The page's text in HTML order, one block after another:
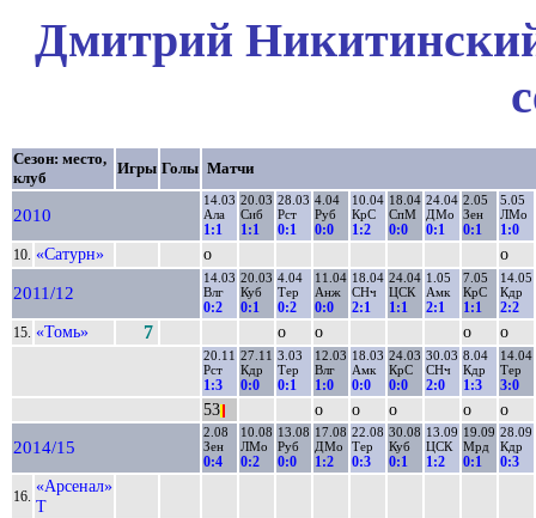
Дмитрий
Сезон: место,
клуб
Игры Голы Матчи
2010
14.03
Ала
1:1
20.03
Сиб
1:1
28.03
Рст
0:1
4.04
Руб
0:0
10.04
КрС
1:2
18.04
СпМ
0:0
24.04
ДМо
0:1
2.05
Зен
0:1
5.05
ЛМо
1:0
10. «Сатурн» о о
2011/12
14.03
Влг
0:2
20.03
Куб
0:1
4.04
Тер
0:2
11.04
Анж
0:0
18.04
СНч
2:1
24.04
ЦСК
1:1
1.05
Амк
2:1
7.05
КрС
1:1
14.05
Кдр
2:2
15. «Томь» 7 о о о о
20.11
Рст
1:3
27.11
Кдр
0:0
3.03
Тер
0:1
12.03
Влг
1:0
18.03
Амк
0:0
24.03
КрС
0:0
30.03
СНч
2:0
8.04
Кдр
1:3
14.04
Тер
3:0
53 о о о о
о
2014/15
2.08
Зен
0:4
10.08
ЛМо
0:2
13.08
Руб
0:0
17.08
ДМо
1:2
22.08
Тер
0:3
30.08
Куб
0:1
13.09
ЦСК
1:2
19.09
Мрд
0:1
28.09
Кдр
0:3
16.
«Арсенал»
Т